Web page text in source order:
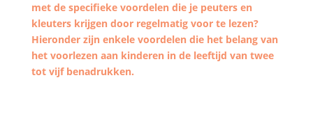
met de specifieke voordelen die je peuters en
kleuters krijgen door regelmatig voor te lezen?
Hieronder zijn enkele voordelen die het belang van
het voorlezen aan kinderen in de leeftijd van twee
tot vijf benadrukken.